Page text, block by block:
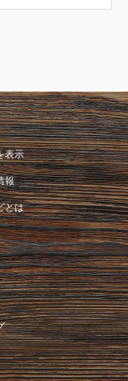
表示
報
とは